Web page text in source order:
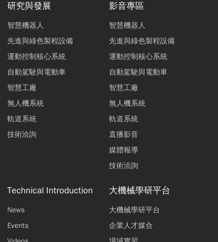
研究與發展
智慧機器人
先進與綠色製程設備
運動控制核心系統
自動駕駛與電動車
智慧工廠
無人機系統
軌道系統
技術洽詢
影音專區
智慧機器人
先進與綠色製程設備
運動控制核心系統
自動駕駛與電動車
智慧工廠
無人機系統
軌道系統
直播影音
媒體報導
技術洽詢
Technical Introduction
News
Events
大機械學研平台
大機械學研平台
企業人才媒合